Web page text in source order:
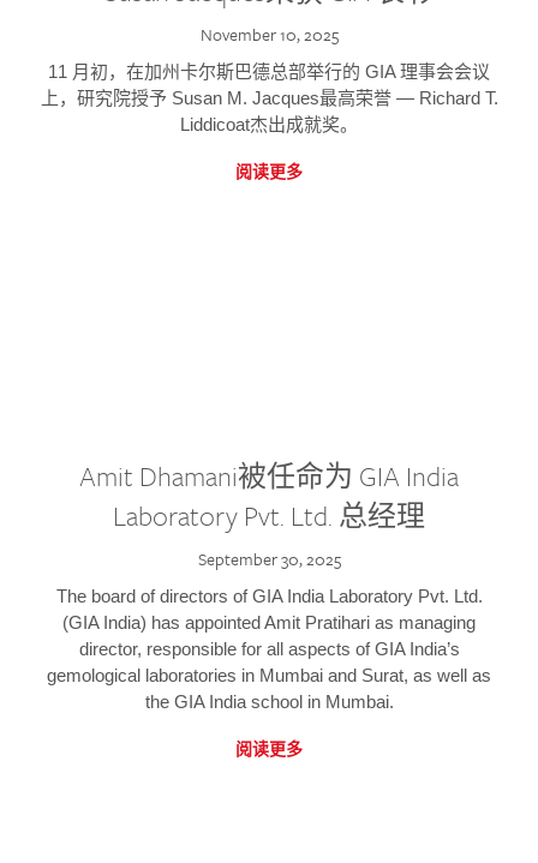
November 10, 2025
11 月初，在加州卡尔斯巴德总部举行的 GIA 理事会会议
上，研究院授予 Susan M. Jacques最高荣誉 — Richard T.
Liddicoat杰出成就奖。
阅读更多
Amit Dhamani被任命为 GIA India
Laboratory Pvt. Ltd. 总经理
September 30, 2025
The board of directors of GIA India Laboratory Pvt. Ltd.
(GIA India) has appointed Amit Pratihari as managing
director, responsible for all aspects of GIA India’s
gemological laboratories in Mumbai and Surat, as well as
the GIA India school in Mumbai.
阅读更多